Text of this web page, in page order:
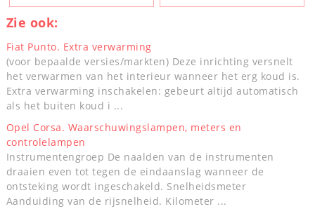
Zie ook:
Fiat Punto. Extra verwarming
(voor bepaalde versies/markten) Deze inrichting versnelt
het verwarmen van het interieur wanneer het erg koud is.
Extra verwarming inschakelen: gebeurt altijd automatisch
als het buiten koud i ...
Opel Corsa. Waarschuwingslampen, meters en
controlelampen
Instrumentengroep De naalden van de instrumenten
draaien even tot tegen de eindaanslag wanneer de
ontsteking wordt ingeschakeld. Snelheidsmeter
Aanduiding van de rijsnelheid. Kilometer ...